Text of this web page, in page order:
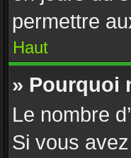
permettre
Haut
» Pourquoi
Le nombre
Si vous